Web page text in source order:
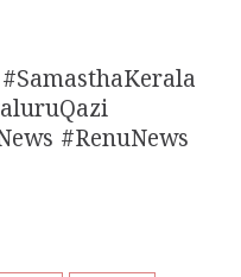
#RenuNews